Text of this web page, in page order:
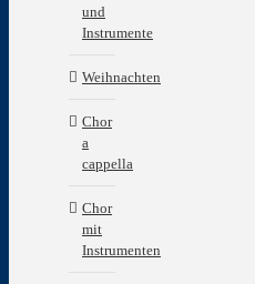
und
Instrumente
Weihnachten
Chor
a
cappella
Chor
mit
Instrumenten